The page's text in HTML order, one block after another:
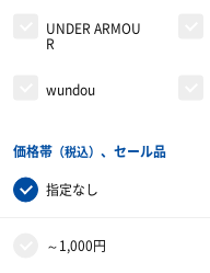
UNDER ARMOU
R
wundou
価格帯 （税込） 、セール品
指定なし
～1,000円